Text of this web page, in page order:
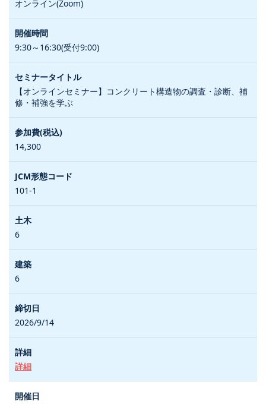
オンライン(Zoom)
9:30～16:30(受付9:00)
【オンラインセミナー】コンクリート構造物の調査・診断、補
修・補強を学ぶ
14,300
101-1
6
6
2026/9/14
詳細